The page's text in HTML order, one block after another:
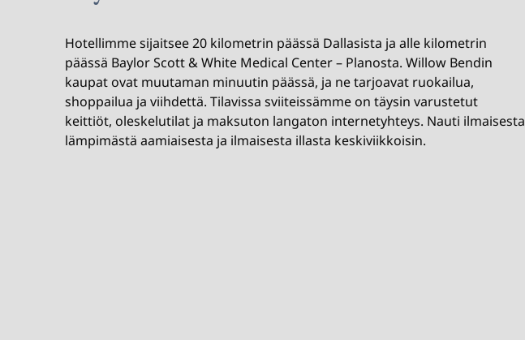
Hotellimme sijaitsee 20 kilometrin päässä Dallasista ja alle kilometrin
päässä Baylor Scott & White Medical Center – Planosta. Willow Bendin
kaupat ovat muutaman minuutin päässä, ja ne tarjoavat ruokailua,
shoppailua ja viihdettä. Tilavissa sviiteissämme on täysin varustetut
keittiöt, oleskelutilat ja maksuton langaton internetyhteys. Nauti ilmaisesta
lämpimästä aamiaisesta ja ilmaisesta illasta keskiviikkoisin.